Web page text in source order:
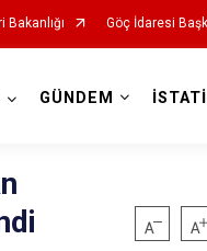
Bakanlığı Göç İdaresi
GÜNDEM